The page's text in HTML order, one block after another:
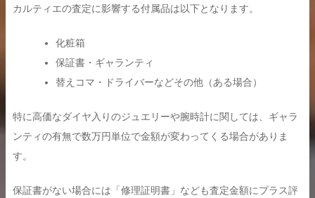
カルティエの査定に影響する付属品は以下となります。
化粧箱
保証書・ギャランティ
替えコマ・ドライバーなどその他（ある場合）
特に高価なダイヤ入りのジュエリーや腕時計に関しては、ギャラ
ンティの有無で数万円単位で金額が変わってくる場合がありま
す。
保証書がない場合には「修理証明書」なども査定金額にプラス評